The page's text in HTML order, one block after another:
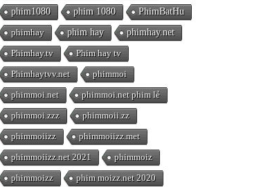
phim1080
phim 1080
PhimBatHu
phimhay
phim hay
phimhay.net
Phimhay.tv
Phim hay tv
Phimhaytvv.net
phimmoi
phimmoi.net
phimmoi.net phim lẻ
phimmoi.zzz
phimmoii.zz
phimmoiizz
phimmoiizz.met
phimmoiizz.net 2021
phimmoiz
phimmoizz
phim moizz.net 2020